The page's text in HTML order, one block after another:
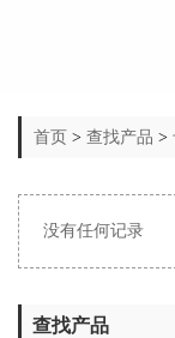
首页 > 查找产品 >
没有任何记录
查找产品